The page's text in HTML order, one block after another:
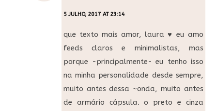
5 JULHO, 2017 AT 23:14
que texto mais amor, laura ♥ eu amo
feeds claros e minimalistas, mas
porque -principalmente- eu tenho isso
na minha personalidade desde sempre,
muito antes dessa ~onda, muito antes
de armário cápsula. o preto e cinza